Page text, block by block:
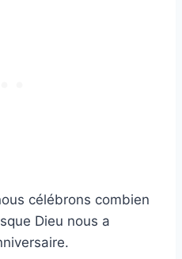
célébrons combien
Dieu nous a